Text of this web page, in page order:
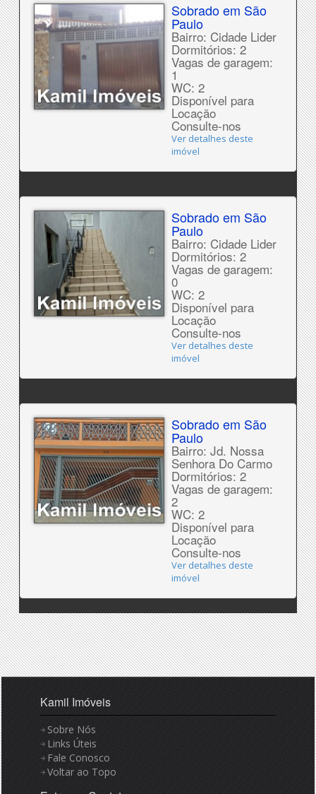
Sobrado em São
Paulo
Bairro: Cidade Lider
Dormitórios: 2
Vagas de garagem:
1
WC: 2
Disponível para
Locação
Consulte-nos
Ver detalhes deste
imóvel
Sobrado em São
Paulo
Bairro: Cidade Lider
Dormitórios: 2
Vagas de garagem:
0
WC: 2
Disponível para
Locação
Consulte-nos
Ver detalhes deste
imóvel
Sobrado em São
Paulo
Bairro: Jd. Nossa
Senhora Do Carmo
Dormitórios: 2
Vagas de garagem:
2
WC: 2
Disponível para
Locação
Consulte-nos
Ver detalhes deste
imóvel
Kamil Imóveis
Sobre Nós
Links Úteis
Fale Conosco
Voltar ao Topo